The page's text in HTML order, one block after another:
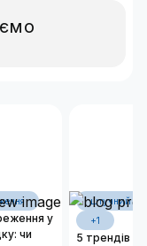
у
чи
штучний
+1
5 трендів